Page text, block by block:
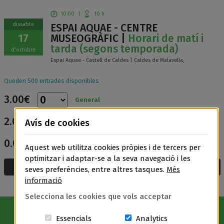
dissabte
17
d'octubre
10:00 10 h
ESPAI AQUAE - CENTRE
MUSEOGRÀFIC | Horari de matí i
tarda (segons temporada)
Espai Aquae - Castell de Caldes | Caldes de Malavella,
Queden 500 entrades disponibles
3.00€ General
2.00€ Entrada reduïda
0.00€ Entrada gratuïta
Afegeix a la cistella i compra
Avís Legal|Política de privacitat|Política de cookies
Avís de cookies
Aquest web utilitza cookies pròpies i de tercers per
optimitzar i adaptar-se a la seva navegació i les
seves preferències, entre altres tasques. Més
informació
Selecciona les cookies que vols acceptar
Essencials Aquestes cookies són essencials
AnalyticsCookies related